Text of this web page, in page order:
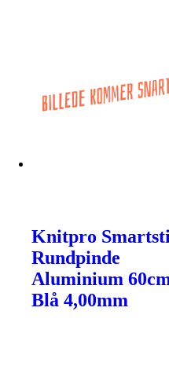
Knitpro
Rundpinde
Aluminium
Blå 4,00mm